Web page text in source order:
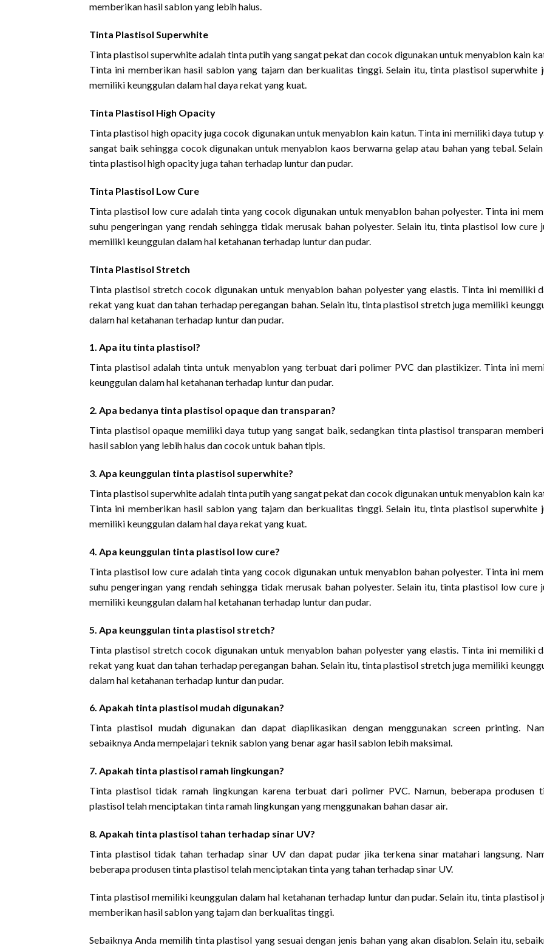
memberikan hasil sablon yang lebih halus.
Tinta Plastisol Superwhite
Tinta plastisol superwhite adalah tinta putih yang sangat pekat dan cocok digunakan untuk menyablon kain
Tinta ini memberikan hasil sablon yang tajam dan berkualitas tinggi. Selain itu, tinta plastisol superwhite
memiliki keunggulan dalam hal daya rekat yang kuat.
Tinta Plastisol High Opacity
Tinta plastisol high opacity juga cocok digunakan untuk menyablon kain katun. Tinta ini memiliki daya tutup
sangat baik sehingga cocok digunakan untuk menyablon kaos berwarna gelap atau bahan yang tebal.
tinta plastisol high opacity juga tahan terhadap luntur dan pudar.
Tinta Plastisol Low Cure
Tinta plastisol low cure adalah tinta yang cocok digunakan untuk menyablon bahan polyester. Tinta ini
suhu pengeringan yang rendah sehingga tidak merusak bahan polyester. Selain itu, tinta plastisol low cure
memiliki keunggulan dalam hal ketahanan terhadap luntur dan pudar.
Tinta Plastisol Stretch
Tinta plastisol stretch cocok digunakan untuk menyablon bahan polyester yang elastis. Tinta ini memiliki
rekat yang kuat dan tahan terhadap peregangan bahan. Selain itu, tinta plastisol stretch juga memiliki
dalam hal ketahanan terhadap luntur dan pudar.
1. Apa itu tinta plastisol?
Tinta plastisol adalah tinta untuk menyablon yang terbuat dari polimer PVC dan plastikizer. Tinta ini
keunggulan dalam hal ketahanan terhadap luntur dan pudar.
2. Apa bedanya tinta plastisol opaque dan transparan?
Tinta plastisol opaque memiliki daya tutup yang sangat baik, sedangkan tinta plastisol transparan
hasil sablon yang lebih halus dan cocok untuk bahan tipis.
3. Apa keunggulan tinta plastisol superwhite?
Tinta plastisol superwhite adalah tinta putih yang sangat pekat dan cocok digunakan untuk menyablon kain
Tinta ini memberikan hasil sablon yang tajam dan berkualitas tinggi. Selain itu, tinta plastisol superwhite
memiliki keunggulan dalam hal daya rekat yang kuat.
4. Apa keunggulan tinta plastisol low cure?
Tinta plastisol low cure adalah tinta yang cocok digunakan untuk menyablon bahan polyester. Tinta ini
suhu pengeringan yang rendah sehingga tidak merusak bahan polyester. Selain itu, tinta plastisol low cure
memiliki keunggulan dalam hal ketahanan terhadap luntur dan pudar.
5. Apa keunggulan tinta plastisol stretch?
Tinta plastisol stretch cocok digunakan untuk menyablon bahan polyester yang elastis. Tinta ini memiliki
rekat yang kuat dan tahan terhadap peregangan bahan. Selain itu, tinta plastisol stretch juga memiliki
dalam hal ketahanan terhadap luntur dan pudar.
6. Apakah tinta plastisol mudah digunakan?
Tinta plastisol mudah digunakan dan dapat diaplikasikan dengan menggunakan screen printing.
sebaiknya Anda mempelajari teknik sablon yang benar agar hasil sablon lebih maksimal.
7. Apakah tinta plastisol ramah lingkungan?
Tinta plastisol tidak ramah lingkungan karena terbuat dari polimer PVC. Namun, beberapa produsen
plastisol telah menciptakan tinta ramah lingkungan yang menggunakan bahan dasar air.
8. Apakah tinta plastisol tahan terhadap sinar UV?
Tinta plastisol tidak tahan terhadap sinar UV dan dapat pudar jika terkena sinar matahari langsung.
beberapa produsen tinta plastisol telah menciptakan tinta yang tahan terhadap sinar UV.
Tinta plastisol memiliki keunggulan dalam hal ketahanan terhadap luntur dan pudar. Selain itu, tinta plastisol
memberikan hasil sablon yang tajam dan berkualitas tinggi.
Sebaiknya Anda memilih tinta plastisol yang sesuai dengan jenis bahan yang akan disablon. Selain itu,